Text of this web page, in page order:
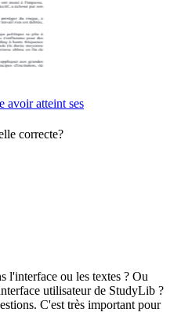
avoir atteint ses
correcte?
l'interface ou les textes ? Ou
utilisateur de StudyLib ?
C'est très important pour